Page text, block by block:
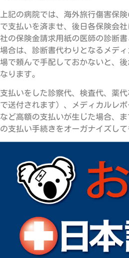
上記の病院では、海外旅行傷害保
で支払いを済ませ、後日各保険会
社の保険金請求用紙の医師の診断
場合は、診断書代わりとなるメデ
場で頼んで手配しておかないと、
なります。
支払いをした診察代、検査代、薬
で送付されます）、メディカルレ
など高額の支払いが生じた場合、
の支払い手続きをオーガナイズして